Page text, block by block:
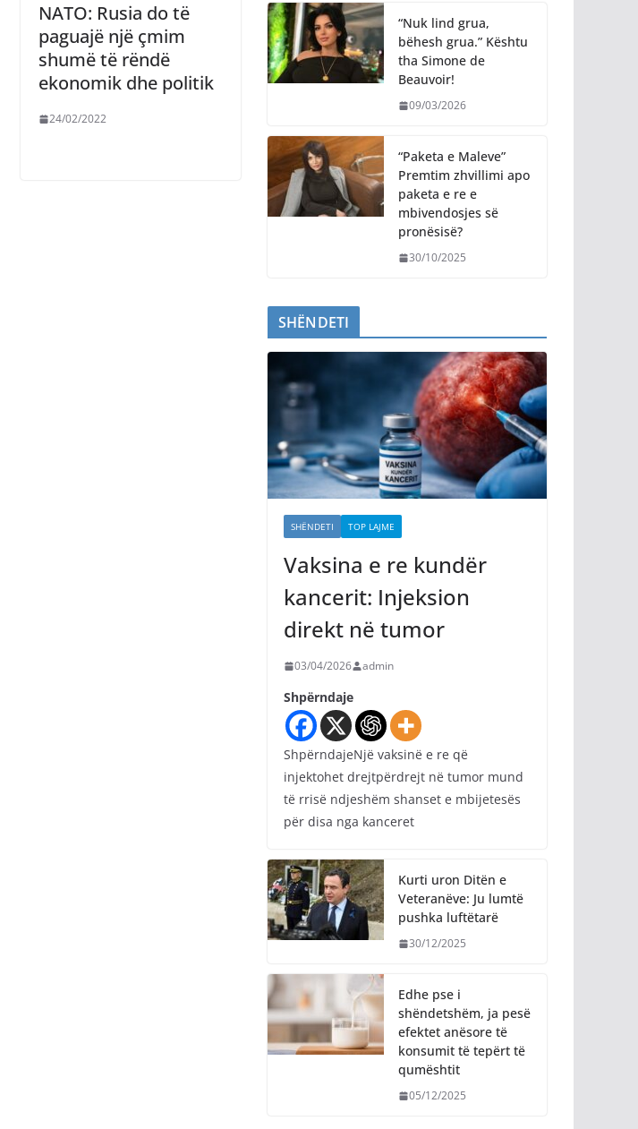
NATO: Rusia do të
paguajë një çmim
shumë të rëndë
ekonomik dhe politik
24/02/2022
“Nuk lind grua,
bëhesh grua.” Kështu
tha Simone de
Beauvoir!
09/03/2026
“Paketa e Maleve”
Premtim zhvillimi apo
paketa e re e
mbivendosjes së
pronësisë?
30/10/2025
SHËNDETI
SHËNDETI TOP LAJME
Vaksina e re kundër
kancerit: Injeksion
direkt në tumor
03/04/2026 admin
Shpërndaje
ShpërndajeNjë vaksinë e re që
injektohet drejtpërdrejt në tumor mund
të rrisë ndjeshëm shanset e mbijetesës
për disa nga kanceret
Kurti uron Ditën e
Veteranëve: Ju lumtë
pushka luftëtarë
30/12/2025
Edhe pse i
shëndetshëm, ja pesë
efektet anësore të
konsumit të tepërt të
qumështit
05/12/2025